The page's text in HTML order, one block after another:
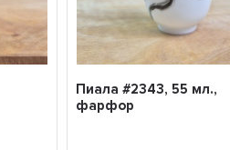
Пиала #2343, 55 мл.,
фарфор